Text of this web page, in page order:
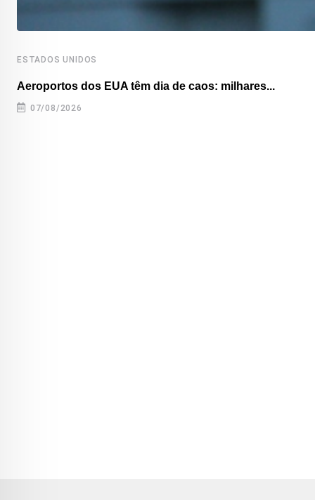
ESTADOS UNIDOS
Aeroportos dos EUA têm dia de caos: milhares...
07/08/2026